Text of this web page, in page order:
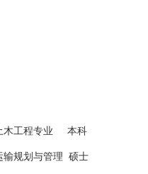
工程专业 本科
规划与管理 硕士